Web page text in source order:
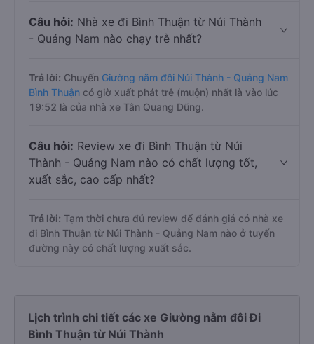
Câu hỏi: Nhà xe đi Bình Thuận từ Núi Thành
- Quảng Nam nào chạy trễ nhất?
Trả lời: Chuyến Giường nằm đôi Núi Thành - Quảng Nam
Bình Thuận có giờ xuất phát trễ (muộn) nhất là vào lúc
19:52 là của nhà xe Tân Quang Dũng.
Câu hỏi: Review xe đi Bình Thuận từ Núi
Thành - Quảng Nam nào có chất lượng tốt,
xuất sắc, cao cấp nhất?
Trả lời: Tạm thời chưa đủ review để đánh giá có nhà xe
đi Bình Thuận từ Núi Thành - Quảng Nam nào ở tuyến
đường này có chất lượng xuất sắc.
Lịch trình chi tiết các xe Giường nằm đôi Đi
Bình Thuận từ Núi Thành